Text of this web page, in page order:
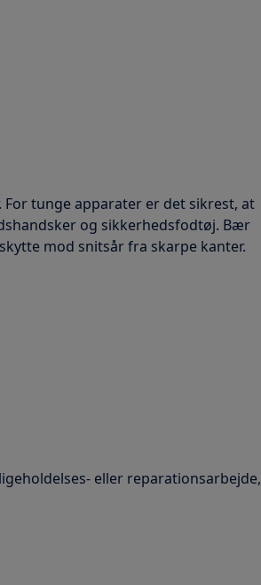
tunge apparater er det sikrest, at
og sikkerhedsfodtøj. Bær
mod snitsår fra skarpe kanter.
eller reparationsarbejde,